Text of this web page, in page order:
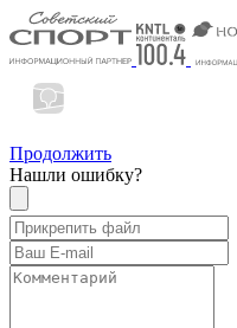
Продолжить
Нашли ошибку?